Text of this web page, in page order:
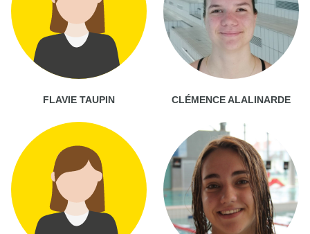
FLAVIE TAUPIN CLÉMENCE ALALINARDE